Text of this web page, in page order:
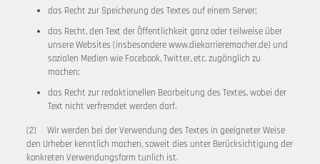
das Recht zur Speicherung des Textes auf einem Server;
das Recht, den Text der Öffentlichkeit ganz oder teilweise über
unsere Websites (insbesondere www.diekarrieremacher.de) und
sozialen Medien wie Facebook, Twitter, etc. zugänglich zu
machen;
das Recht zur redaktionellen Bearbeitung des Textes, wobei der
Text nicht verfremdet werden darf.
(2) Wir werden bei der Verwendung des Textes in geeigneter Weise
den Urheber kenntlich machen, soweit dies unter Berücksichtigung der
konkreten Verwendungsform tunlich ist.